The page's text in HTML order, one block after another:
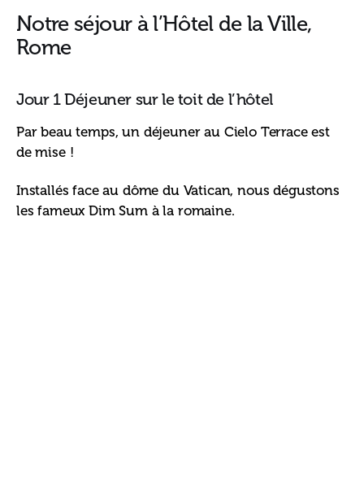
Notre séjour à l’Hôtel de la Ville,
Rome
Jour 1 Déjeuner sur le toit de l’hôtel
Par beau temps, un déjeuner au Cielo Terrace est
de mise !
Installés face au dôme du Vatican, nous dégustons
les fameux Dim Sum à la romaine.